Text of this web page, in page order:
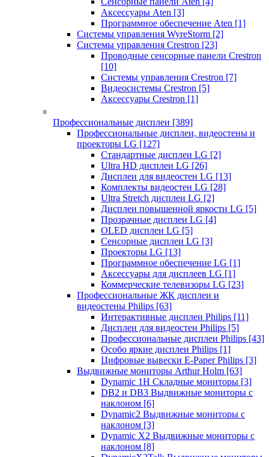
Аксессуары Aten [3]
Программное обеспечение Aten [1]
Системы управления WyreStorm [2]
Системы управления Crestron [23]
Проводные сенсорные панели Crestron
[10]
Системы управления Crestron [7]
Видеосистемы Crestron [5]
Аксессуары Crestron [1]
Профессиональные дисплеи [389]
Профессиональные дисплеи, видеостены и
проекторы LG [127]
Стандартные дисплеи LG [2]
Ultra HD дисплеи LG [26]
Дисплеи для видеостен LG [13]
Комплекты видеостен LG [28]
Ultra Stretch дисплеи LG [2]
Дисплеи повышенной яркости LG [5]
Прозрачные дисплеи LG [4]
OLED дисплеи LG [5]
Сенсорные дисплеи LG [3]
Проекторы LG [13]
Программное обеспечение LG [1]
Аксессуары для дисплеев LG [1]
Коммерческие телевизоры LG [23]
Профессиональные ЖК дисплеи и
видеостены Philips [63]
Интерактивные дисплеи Philips [11]
Дисплеи для видеостен Philips [5]
Профессиональные дисплеи Philips [43]
Особо яркие дисплеи Philips [1]
Цифровые вывески E-Paper Philips [3]
Выдвижные мониторы Arthur Holm [63]
Dynamic 1Н Складные мониторы [3]
DB2 и DB3 Выдвижные мониторы с
наклоном [6]
Dynamic2 Выдвижные мониторы с
наклоном [3]
Dynamic X2 Выдвижные мониторы с
наклоном [8]